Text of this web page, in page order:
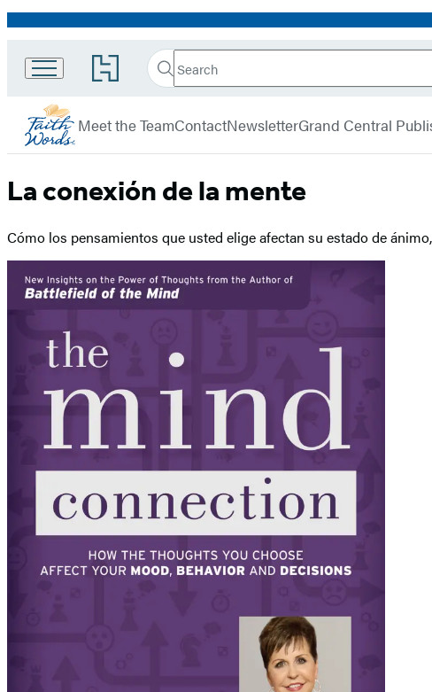
Promotion
Go
to
Book
Group
home
Search
Search
Submit
Meet the TeamContactNewsletterGrand Central
La conexión de la mente
Cómo los pensamientos que usted elige afectan su estado de